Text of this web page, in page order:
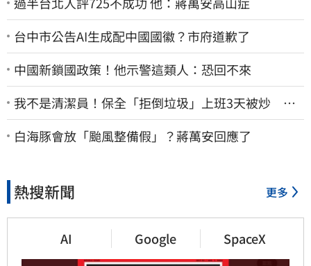
台中市公告AI生成配中國國徽？市府道歉了
中國新鎖國政策！他示警這類人：恐回不來
我不是清潔員！保全「拒倒垃圾」上班3天被炒 找
法院討公道結果出爐
白海豚會放「颱風整備假」？蔣萬安回應了
熱搜新聞 更多
AI Google SpaceX